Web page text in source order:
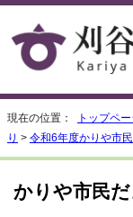
現在の位置： トップペー
り > 令和6年度かりや市
かりや市民